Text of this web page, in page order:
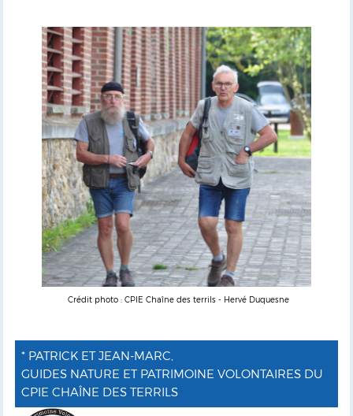
Crédit photo : CPIE Chaîne des terrils - Hervé Duquesne
* PATRICK ET JEAN-MARC,
GUIDES NATURE ET PATRIMOINE VOLONTAIRES DU
CPIE CHAÎNE DES TERRILS